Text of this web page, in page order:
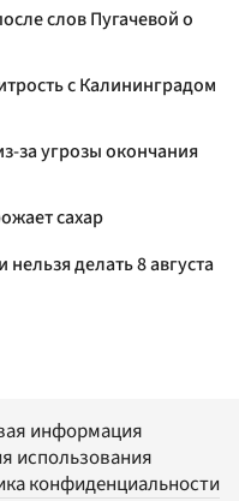
слов Пугачевой о
с Калининградом
за угрозы окончания
сахар
делать 8 августа
информация
использования
конфиденциальности